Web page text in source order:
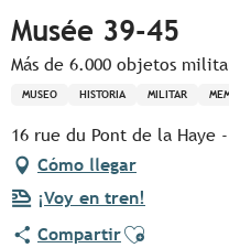
Musée 39-45
Más de 6.000 objetos
MUSEO HISTORIA MILITAR
16 rue du Pont de la Haye -
Cómo llegar
¡Voy en tren!
CompartirAjouter aux